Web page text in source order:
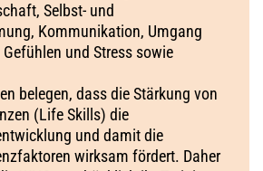
Selbst- und
Kommunikation, Umgang
und Stress sowie
belegen, dass die Stärkung von
(Life Skills) die
und damit die
wirksam fördert. Daher